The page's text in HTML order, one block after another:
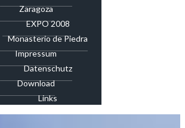
Zaragoza
EXPO 2008
Monasterio de Piedra
Impressum
Datenschutz
Download
Links